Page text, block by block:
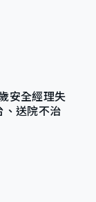
安全經理失
送院不治